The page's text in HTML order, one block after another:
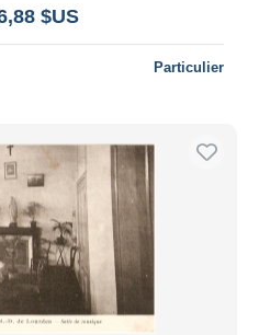
$US
Particulier